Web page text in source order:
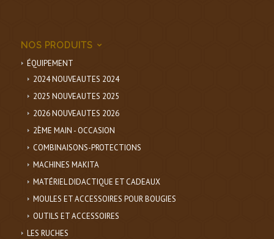
NOS PRODUITS
ÉQUIPEMENT
2024 NOUVEAUTES 2024
2025 NOUVEAUTES 2025
2026 NOUVEAUTES 2026
2ÈME MAIN - OCCASION
COMBINAISONS-PROTECTIONS
MACHINES MAKITA
MATÉRIEL DIDACTIQUE ET CADEAUX
MOULES ET ACCESSOIRES POUR BOUGIES
OUTILS ET ACCESSOIRES
LES RUCHES